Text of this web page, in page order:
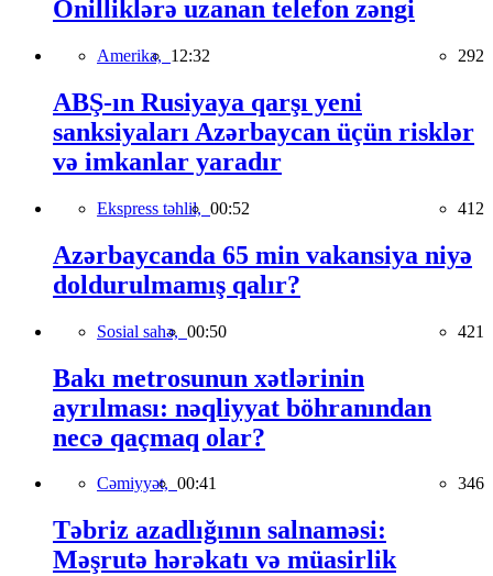
Onilliklərə uzanan telefon zəngi
Amerika, 12:32 292
ABŞ-ın Rusiyaya qarşı yeni
sanksiyaları Azərbaycan üçün risklər
və imkanlar yaradır
Ekspress təhlil, 00:52 412
Azərbaycanda 65 min vakansiya niyə
doldurulmamış qalır?
Sosial sahə, 00:50 421
Bakı metrosunun xətlərinin
ayrılması: nəqliyyat böhranından
necə qaçmaq olar?
Cəmiyyət, 00:41 346
Təbriz azadlığının salnaməsi:
Məşrutə hərəkatı və müasirlik